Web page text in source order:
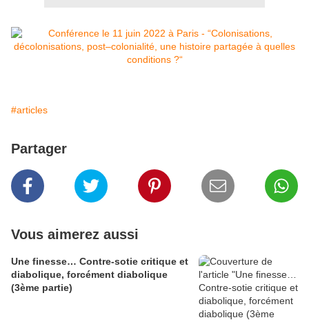
#articles
Partager
Vous aimerez aussi
Une finesse… Contre-sotie critique et
diabolique, forcément diabolique
(3ème partie)